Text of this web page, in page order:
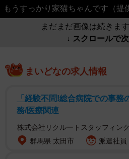
もうすっかり家猫ちゃんです（提
まだまだ画像は続きま
↓ スクロールで
まいどなの求人情報
「経験不問!総合病院での事務
務/医療関連
株式会社リクルートスタッフィン
群馬県 太田市
派遣社員